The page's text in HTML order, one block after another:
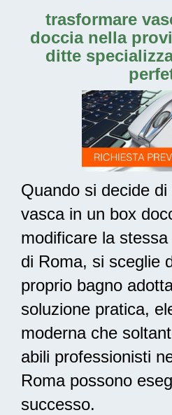
trasformare
doccia nella
ditte
Quando si decide
vasca in un box
modificare la
di Roma, si sceglie
proprio bagno
soluzione pratica,
modernache
abili professionisti
Roma possono
successo.